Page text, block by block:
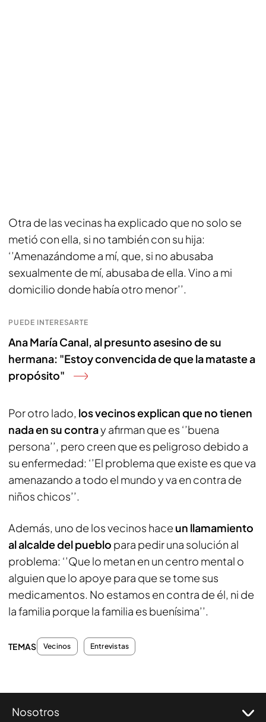
Otra de las vecinas ha explicado que no solo se
metió con ella, si no también con su hija:
‘’Amenazándome a mí, que, si no abusaba
sexualmente de mí, abusaba de ella. Vino a mi
domicilio donde había otro menor’’.
PUEDE INTERESARTE
Ana María Canal, al presunto asesino de su
hermana: "Estoy convencida de que la mataste a
propósito"
Por otro lado, los vecinos explican que no tienen
nada en su contray afirman que es ‘’buena
persona’’, pero creen que es peligroso debido a
su enfermedad: ‘’El problema que existe es que va
amenazando a todo el mundo y va en contra de
niños chicos’’.
Además, uno de los vecinos hace un llamamiento
al alcalde del pueblo para pedir una solución al
problema: ‘’Que lo metan en un centro mental o
alguien que lo apoye para que se tome sus
medicamentos. No estamos en contra de él, ni de
la familia porque la familia es buenísima’’.
TEMAS Vecinos Entrevistas
Nosotros